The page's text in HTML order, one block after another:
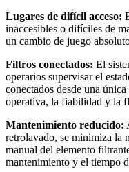
Lugares de difícil acceso:
inaccesibles o difíciles de
un cambio de juego
Filtros conectados: El
operarios supervisar el
conectados desde una
operativa, la fiabilidad y la
Mantenimiento reducido:
retrolavado, se minimiza la
manual del elemento
mantenimiento y el tiempo